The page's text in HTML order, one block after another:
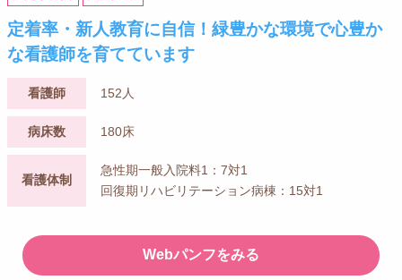
定着率・新人教育に自信！緑豊かな環境で心豊か
な看護師を育てています
看護師 152人
病床数 180床
看護体制
急性期一般入院料1：7対1
回復期リハビリテーション病棟：15対1
Webパンフをみる